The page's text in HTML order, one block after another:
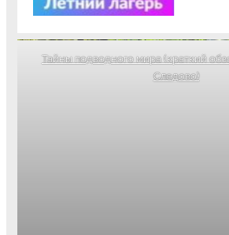
Тайны подводного мира (краткий
Следово)